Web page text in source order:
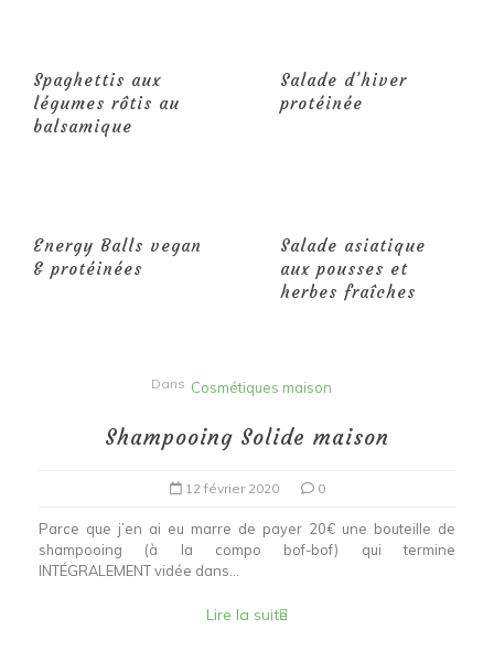
Spaghettis aux
légumes rôtis au
balsamique
Salade d’hiver
protéinée
Energy Balls vegan
& protéinées
Salade asiatique
aux pousses et
herbes fraîches
Dans Cosmétiques maison
Shampooing Solide maison
12 février 2020 0
Parce que j’en ai eu marre de payer 20€ une bouteille de
shampooing (à la compo bof-bof) qui termine
INTÉGRALEMENT vidée dans...
Lire la suite